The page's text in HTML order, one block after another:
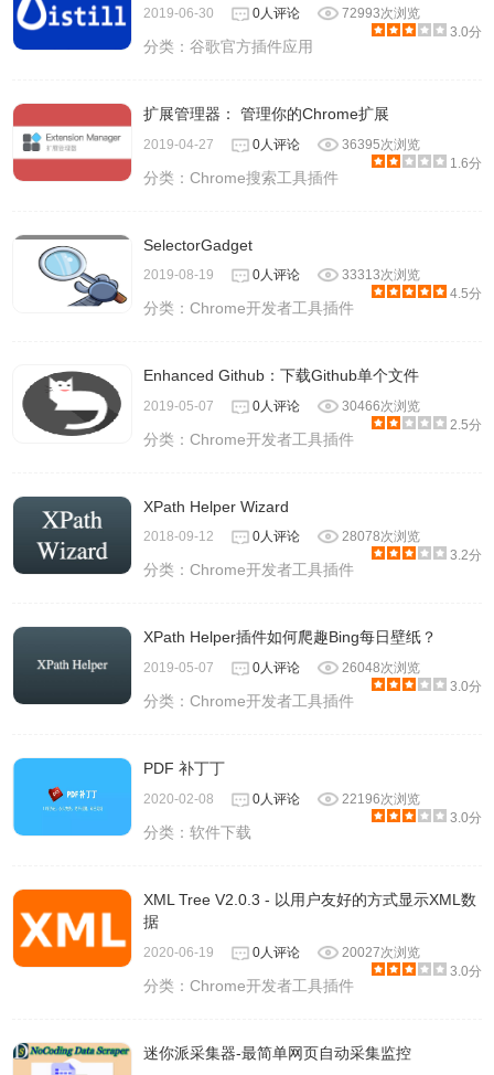
2019-06-30 0人评论
72993次浏览
3.0分
分类：谷歌官方插件应用
扩展管理器： 管理你的Chrome扩展
2019-04-27 0人评论
36395次浏览
1.6分
分类：Chrome搜索工具插件
SelectorGadget
2019-08-19 0人评论
33313次浏览
4.5分
分类：Chrome开发者工具插件
Enhanced Github：下载Github单个文件
2019-05-07 0人评论
30466次浏览
2.5分
分类：Chrome开发者工具插件
XPath Helper Wizard
2018-09-12 0人评论
28078次浏览
3.2分
分类：Chrome开发者工具插件
XPath Helper插件如何爬趣Bing每日壁纸？
2019-05-07 0人评论
26048次浏览
3.0分
分类：Chrome开发者工具插件
PDF 补丁丁
2020-02-08 0人评论
22196次浏览
3.0分
分类：软件下载
XML Tree V2.0.3 - 以用户友好的方式显示XML数
据
2020-06-19 0人评论
20027次浏览
3.0分
分类：Chrome开发者工具插件
迷你派采集器-最简单网页自动采集监控